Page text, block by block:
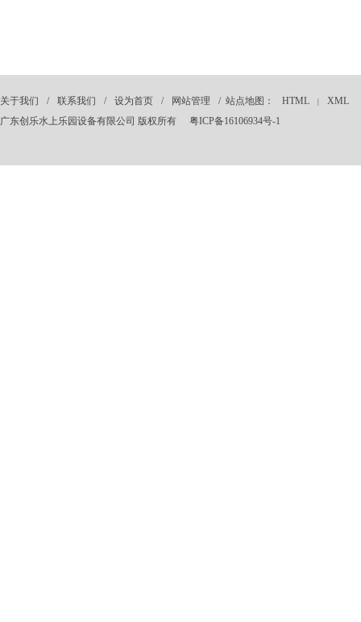
关于我们 / 联系我们 / 设为首页 / 网站管理 / 站点地图： HTML
XML
广东创乐水上乐园设备有限公司 版权所有
粤ICP备16106934号-1